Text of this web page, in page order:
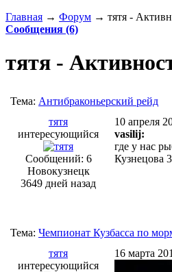
Главная → Форум → тятя -
Сообщения (6)
тятя -
Тема: Антибраконьерский рейд
тятя
интересующийся
Сообщений: 6
Новокузнецк
3649 дней назад
10 апреля
vasilij:
где у нас
Кузнецова
Тема: Чемпионат Кузбасса по
тятя
интересующийся
16 марта